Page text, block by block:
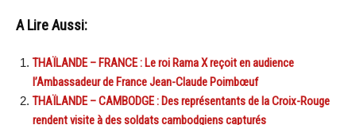
A Lire Aussi:
THAÏLANDE – FRANCE : Le roi Rama X reçoit en audience
l’Ambassadeur de France Jean-Claude Poimbœuf
THAÏLANDE – CAMBODGE : Des représentants de la Croix-Rouge
rendent visite à des soldats cambodgiens capturés